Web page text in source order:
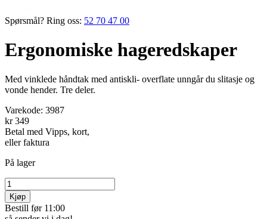
Spørsmål? Ring oss: 52 70 47 00
Ergonomiske hageredskaper